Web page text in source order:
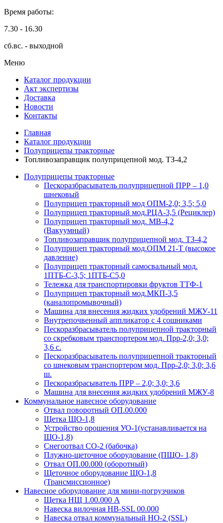
Время работы:
7.30 - 16.30
сб.вс. - выходной
Меню
Каталог продукции
Акт экспертизы
Доставка
Новости
Контакты
Главная
Каталог продукции
Полуприцепы тракторные
Топливозаправщик полуприцепной мод. ТЗ-4,2
Полуприцепы тракторные
Пескоразбрасыватель полуприцепной ПРР – 1,0
шнековый
Полуприцеп тракторный мод ОПМ-2,0; 3,5; 5,0
Полуприцеп тракторный мод.РЦА-3,5 (Рециклер)
Полуприцеп тракторный мод. МВ-4,2
(Вакуумный)
Топливозаправщик полуприцепной мод. ТЗ-4,2
Полуприцеп тракторный мод.ОПМ 21-Т (высокое
давление)
Полуприцеп тракторный самосвальный мод.
1ПТБ-С-3,5; 1ПТБ-С5,0
Тележка для транспортировки фруктов ТТФ-1
Полуприцеп тракторный мод.МКП-3,5
(каналопромывочный)
Машина для внесения жидких удобрений МЖУ-11
Внутрепочвенный аппликатор с 4 сошниками
Пескоразбрасыватель полуприцепной тракторный
со скребковым транспортером мод. Прр-2,0; 3,0;
3,6 с.
Пескоразбрасыватель полуприцепной тракторный
со шнековым транспортером мод. Прр-2,0; 3,0; 3,6
ш.
Пескоразбрасыватель ПРР – 2,0; 3,0; 3,6
Машина для внесения жидких удобрений МЖУ-8
Коммунальное навесное оборудование
Отвал поворотный ОП.00.000
Щетка ЩО-1,8
Устройство орошения УО-1(устанавливается на
ЩО-1,8)
Снегоотвал СО-2 (бабочка)
Плужно-щеточное оборудование (ПЩО- 1,8)
Отвал ОП.00.000 (оборотный)
Щеточное оборудование ЩО-1,8
(Трансмиссионное)
Навесное оборудование для мини-погрузчиков
Щетка НЩ 1.00.000 А
Навеска вилочная НВ-SSL 00.000
Навеска отвал коммунальный НО-2 (SSL)